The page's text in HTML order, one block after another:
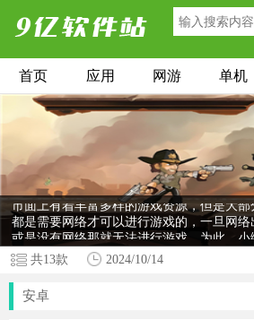
首页 应用 网游 单机
市面上有着丰富多样的游戏资源，但是大部
都是需要网络才可以进行游戏的，一旦网络
或是没有网络那就无法进行游戏，为此，小
带来了 离线单机游戏排行榜
人战争遗产，汤姆猫跑酷，滑雪大冒险，贪
保卫萝卜，植物大战僵尸等，每一款都有着
点，感兴趣的小伙伴快来下载体验吧。
共13款 2024/10/14
安卓